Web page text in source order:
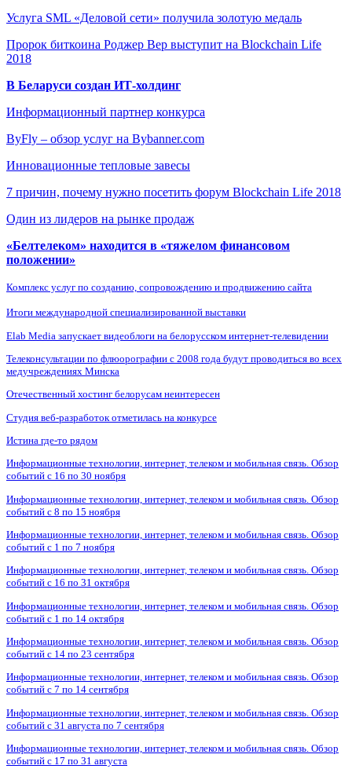
Услуга SML «Деловой сети» получила золотую медаль
Пророк биткоина Роджер Вер выступит на Blockchain Life
2018
В Беларуси создан ИТ-холдинг
Информационный партнер конкурса
ByFly – обзор услуг на Bybanner.com
Инновационные тепловые завесы
7 причин, почему нужно посетить форум Blockchain Life 2018
Один из лидеров на рынке продаж
«Белтелеком» находится в «тяжелом финансовом
положении»
Комплекс услуг по созданию, сопровождению и продвижению сайта
Итоги международной специализированной выставки
Elab Media запускает видеоблоги на белорусском интернет-телевидении
Телеконсультации по флюорографии с 2008 года будут проводиться во всех
медучреждениях Минска
Отечественный хостинг белорусам неинтересен
Студия веб-разработок отметилась на конкурсе
Истина где-то рядом
Информационные технологии, интернет, телеком и мобильная связь. Обзор
событий с 16 по 30 ноября
Информационные технологии, интернет, телеком и мобильная связь. Обзор
событий с 8 по 15 ноября
Информационные технологии, интернет, телеком и мобильная связь. Обзор
событий с 1 по 7 ноября
Информационные технологии, интернет, телеком и мобильная связь. Обзор
событий с 16 по 31 октября
Информационные технологии, интернет, телеком и мобильная связь. Обзор
событий с 1 по 14 октября
Информационные технологии, интернет, телеком и мобильная связь. Обзор
событий с 14 по 23 сентября
Информационные технологии, интернет, телеком и мобильная связь. Обзор
событий с 7 по 14 сентября
Информационные технологии, интернет, телеком и мобильная связь. Обзор
событий с 31 августа по 7 сентября
Информационные технологии, интернет, телеком и мобильная связь. Обзор
событий с 17 по 31 августа